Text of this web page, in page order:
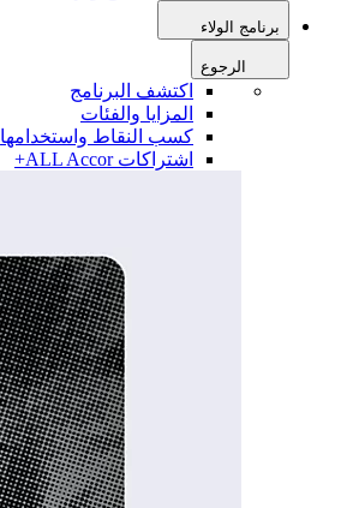
برنامج الولاء
الرجوع
اكتشف البرنامج
المزايا والفئات
كسب النقاط واستخدامها
اشتراكات ALL Accor+